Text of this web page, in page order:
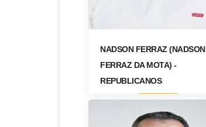
NADSON FERRAZ (NADSON
FERRAZ DA MOTA) -
REPUBLICANOS
ACESSAR